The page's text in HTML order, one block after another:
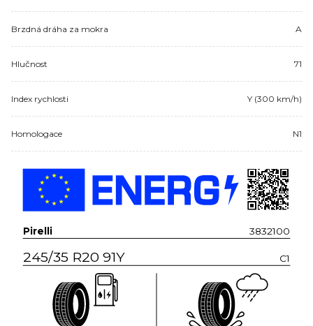
Brzdná dráha za mokra A
Hlučnost 71
Index rychlosti Y (300 km/h)
Homologace N1
Pirelli 3832100
245/35 R20 91Y C1